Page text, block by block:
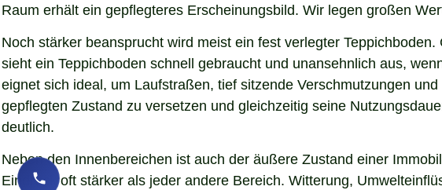
Raum erhält ein gepflegteres Erscheinungsbild. Wir legen großen
Noch stärker beansprucht wird meist ein fest verlegter
sieht ein Teppichboden schnell gebraucht und unansehnlich aus,
eignet sich ideal, um Laufstraßen, tief sitzende Verschmutzungen
gepflegten Zustand zu versetzen und gleichzeitig seine
deutlich.
Neben den Innenbereichen ist auch der äußere Zustand einer
Eindruck oft stärker als jeder andere Bereich. Witterung,